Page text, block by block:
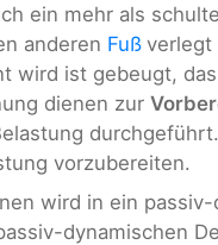
ein mehr als
anderen Fuß verlegt
wird ist gebeugt,
dienen zur
vorzubereiten.
wird in ein
dynamischen